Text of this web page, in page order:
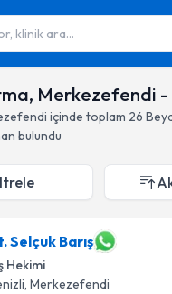
klinik ara...
Merkezefendi -
içinde toplam 26
bulundu
Selçuk Barış
Hekimi
, Merkezefendi